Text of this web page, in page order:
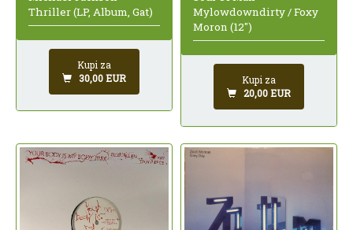
Thriller (LP, Album, Gat)
Kupi za
30,00 EUR
Mylowdowndirty / Foxy
Moron (12")
Kupi za
20,00 EUR